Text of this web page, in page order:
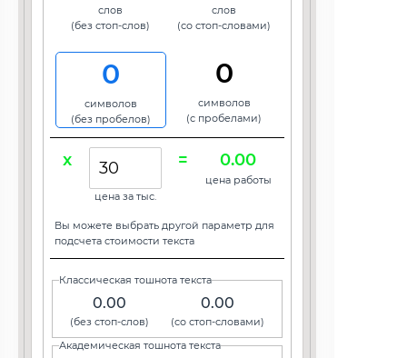
слов
(без стоп-слов)
слов
(со стоп-словами)
0
символов
(без пробелов)
0
символов
(с пробелами)
x
цена за тыс.
= 0.00
цена работы
Вы можете выбрать другой параметр для
подсчета стоимости текста
Классическая тошнота текста
0.00
(без стоп-слов)
0.00
(со стоп-словами)
Академическая тошнота текста